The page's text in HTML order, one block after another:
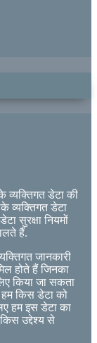
डेटा की
व्यक्तिगत डेटा
सुरक्षा नियमों
हैं.
जानकारी
होते हैं जिनका
किया जा सकता
किस डेटा को
हम इस डेटा का
उद्देश्य से